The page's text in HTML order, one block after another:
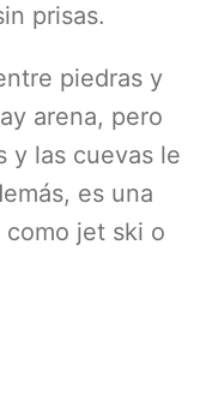
prisas.
piedras y
arena, pero
y las cuevas le
es una
como jet ski o